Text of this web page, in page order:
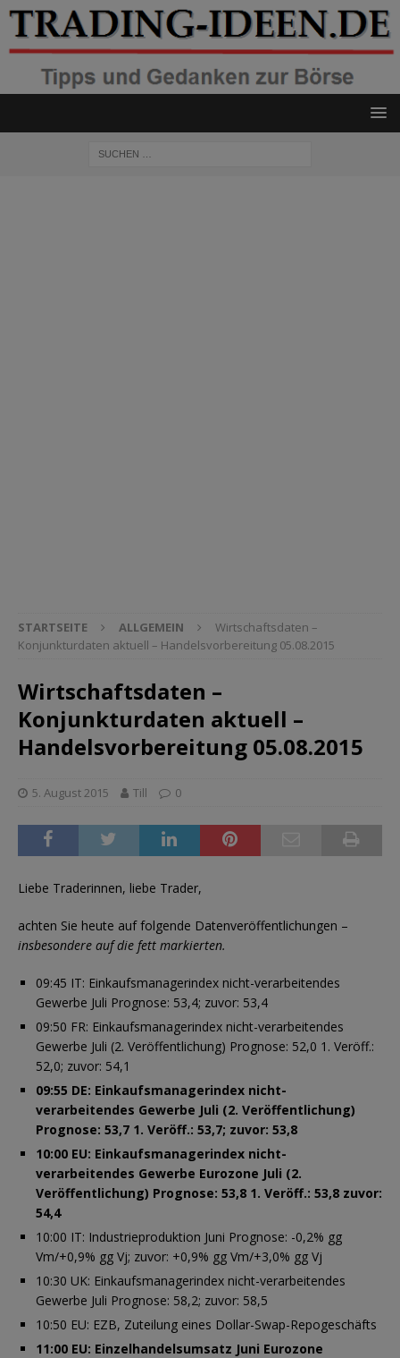
STARTSEITE ALLGEMEIN
Wirtschaftsdaten –
Konjunkturdaten aktuell – Handelsvorbereitung 05.08.2015
Wirtschaftsdaten –
Konjunkturdaten aktuell –
Handelsvorbereitung 05.08.2015
5. August 2015 Till 0
Liebe Traderinnen, liebe Trader,
achten Sie heute auf folgende Datenveröffentlichungen –
insbesondere auf die fett markierten.
09:45 IT: Einkaufsmanagerindex nicht-verarbeitendes
Gewerbe Juli Prognose: 53,4; zuvor: 53,4
09:50 FR: Einkaufsmanagerindex nicht-verarbeitendes
Gewerbe Juli (2. Veröffentlichung) Prognose: 52,0 1. Veröff.:
52,0; zuvor: 54,1
09:55 DE: Einkaufsmanagerindex nicht-
verarbeitendes Gewerbe Juli (2. Veröffentlichung)
Prognose: 53,7 1. Veröff.: 53,7; zuvor: 53,8
10:00 EU: Einkaufsmanagerindex nicht-
verarbeitendes Gewerbe Eurozone Juli (2.
Veröffentlichung) Prognose: 53,8 1. Veröff.: 53,8 zuvor:
54,4
10:00 IT: Industrieproduktion Juni Prognose: -0,2% gg
Vm/+0,9% gg Vj; zuvor: +0,9% gg Vm/+3,0% gg Vj
10:30 UK: Einkaufsmanagerindex nicht-verarbeitendes
Gewerbe Juli Prognose: 58,2; zuvor: 58,5
10:50 EU: EZB, Zuteilung eines Dollar-Swap-Repogeschäfts
11:00 EU: Einzelhandelsumsatz Juni Eurozone